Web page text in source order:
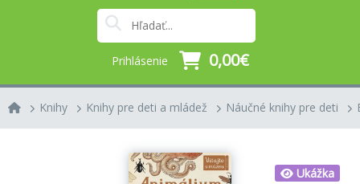
Prihlásenie 0,00€
Knihy Knihy pre deti a mládež Náučné knihy pre deti
Ukážka